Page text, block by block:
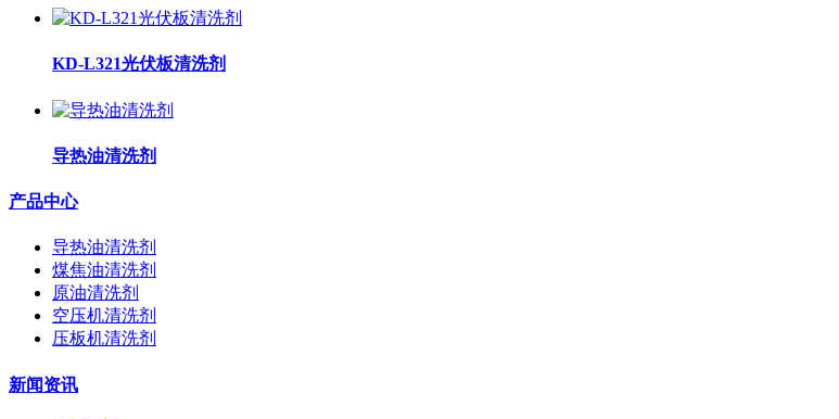
KD-L321光伏板清洗剂
导热油清洗剂
产品中心
导热油清洗剂
煤焦油清洗剂
原油清洗剂
空压机清洗剂
压板机清洗剂
新闻资讯